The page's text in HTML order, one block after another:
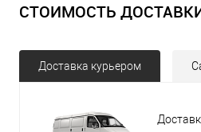
СТОИМОСТЬ
Доставка курьером